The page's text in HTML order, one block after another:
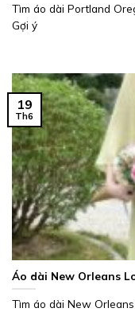
Tìm áo dài Portland
Gợi ý
Áo dài New Orleans
Tìm áo dài New
19
Th6